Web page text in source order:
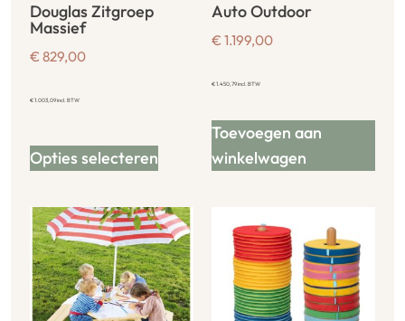
Douglas Zitgroep
Massief
€ 829,00
€1.003,09incl. BTW
Opties selecteren
Auto Outdoor
€ 1.199,00
€1.450,79incl. BTW
Toevoegen aan
winkelwagen